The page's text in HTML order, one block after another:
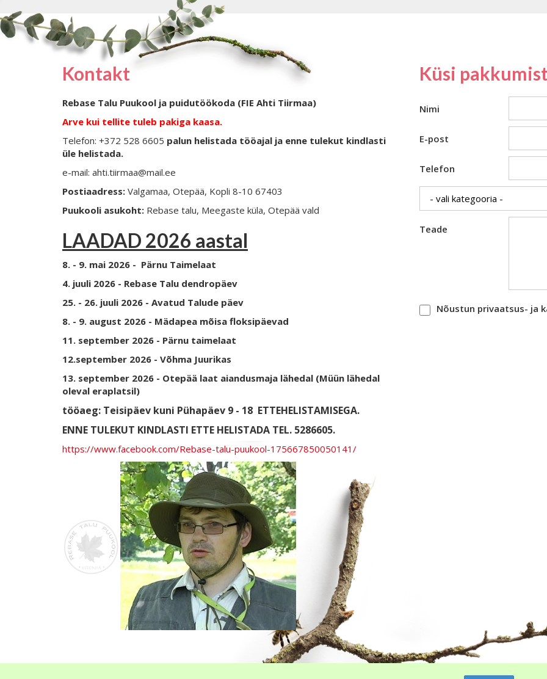
Kontakt
Rebase Talu Puukool ja puidutöökoda (FIE Ahti Tiirmaa)
Arve kui tellite tuleb pakiga kaasa.
Telefon: +372 528 6605 palun helistada tööajal ja enne tulekut kindlasti
üle helistada.
e-mail: ahti.tiirmaa@mail.ee
Postiaadress: Valgamaa, Otepää, Kopli 8-10 67403
Puukooli asukoht: Rebase talu, Meegaste küla, Otepää vald
LAADAD 2026 aastal
8. - 9. mai 2026 - Pärnu Taimelaat
4. juuli 2026 - Rebase Talu dendropäev
25. - 26. juuli 2026 - Avatud Talude päev
8. - 9. august 2026 - Mädapea mõisa floksipäevad
11. september 2026 - Pärnu taimelaat
12.september 2026 - Võhma Juurikas
13. september 2026 - Otepää laat aiandusmaja lähedal (Müün lähedal
oleval eraplatsil)
tööaeg: Teisipäev kuni Pühapäev 9 - 18 ETTEHELISTAMISEGA.
ENNE TULEKUT KINDLASTI ETTE HELISTADA TEL. 5286605.
https://www.facebook.com/Rebase-talu-puukool-175667850050141/
Küsi
Nimi
E-post
Telefon
Teade
Nõustun privaatsus- ja